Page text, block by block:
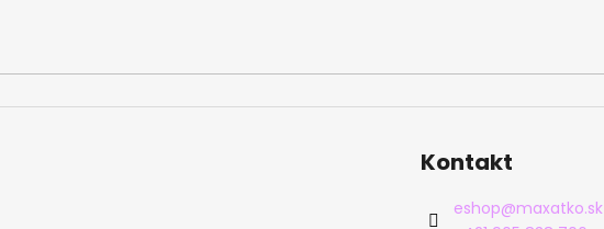
Kontakt
eshop@maxatko.sk